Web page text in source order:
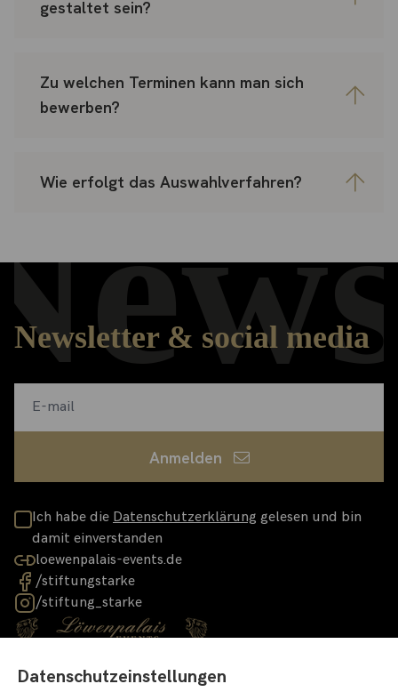
Datenschutzeinstellungen
gestaltet sein?
Zu welchen Terminen kann man sich
bewerben?
Wie erfolgt das Auswahlverfahren?
Newsletter & social media
Anmelden
Ich habe die Datenschutzerklärung gelesen und bin
damit einverstanden
loewenpalais-events.de
/stiftungstarke
/stiftung_starke